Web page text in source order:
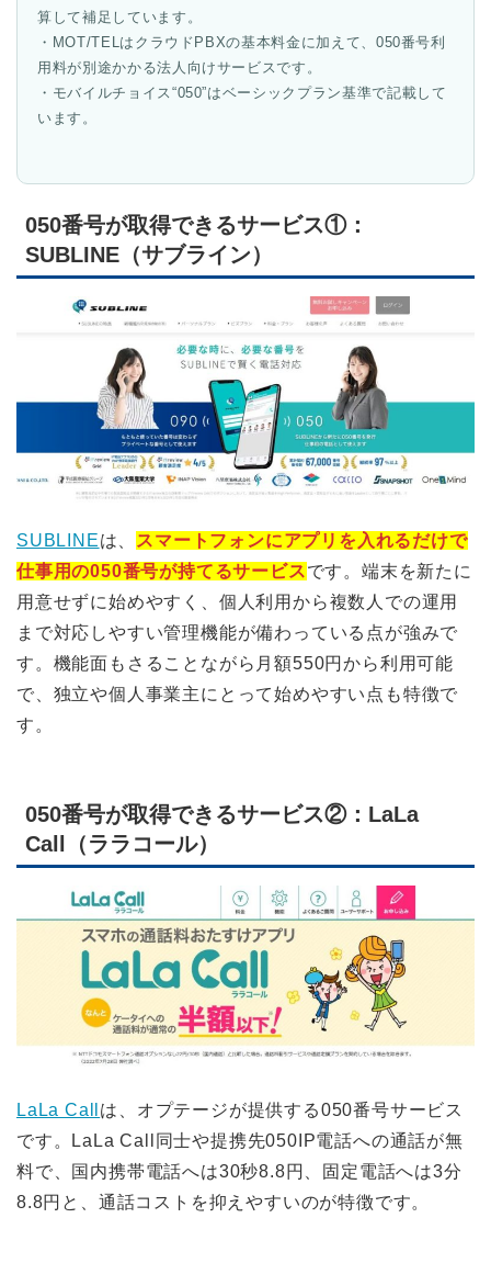
算して補足しています。
・MOT/TELはクラウドPBXの基本料金に加えて、050番号利
用料が別途かかる法人向けサービスです。
・モバイルチョイス“050”はベーシックプラン基準で記載して
います。
050番号が取得できるサービス①：
SUBLINE（サブライン）
SUBLINEは、
スマートフォンにアプリを入れるだけで
仕事用の050番号が持てるサービスです。端末を新たに
用意せずに始めやすく、個人利用から複数人での運用
まで対応しやすい管理機能が備わっている点が強みで
す。機能面もさることながら月額550円から利用可能
で、独立や個人事業主にとって始めやすい点も特徴で
す。
050番号が取得できるサービス②：LaLa
Call（ララコール）
LaLa Call は、オプテージが提供する050番号サービス
です。LaLa Call同士や提携先050IP電話への通話が無
料で、国内携帯電話へは30秒8.8円、固定電話へは3分
8.8円と、通話コストを抑えやすいのが特徴です。